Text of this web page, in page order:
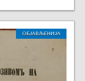
ОБЈАВЉЕНИЈА